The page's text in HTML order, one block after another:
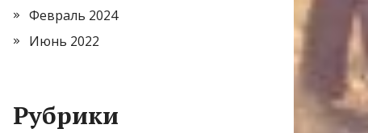
Февраль 2024
Июнь 2022
Рубрики